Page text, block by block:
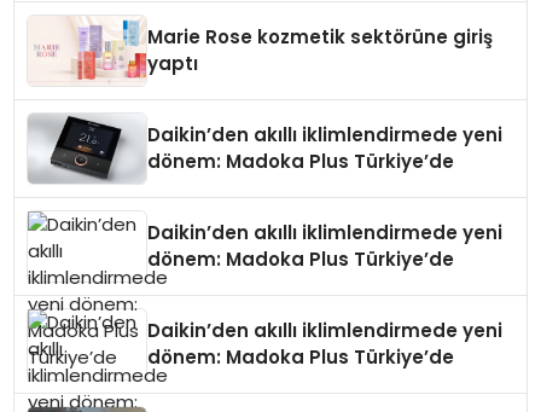
Marie Rose kozmetik sektörüne giriş
yaptı
Daikin’den akıllı iklimlendirmede yeni
dönem: Madoka Plus Türkiye’de
Daikin’den akıllı iklimlendirmede yeni
dönem: Madoka Plus Türkiye’de
Daikin’den akıllı iklimlendirmede yeni
dönem: Madoka Plus Türkiye’de